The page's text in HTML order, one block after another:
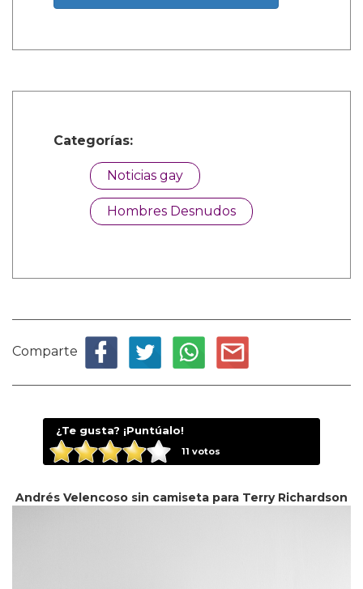
Categorías:
Noticias gay
Hombres Desnudos
Comparte
¿Te gusta? ¡Puntúalo!
11 votos
Andrés Velencoso sin camiseta para Terry Richardson